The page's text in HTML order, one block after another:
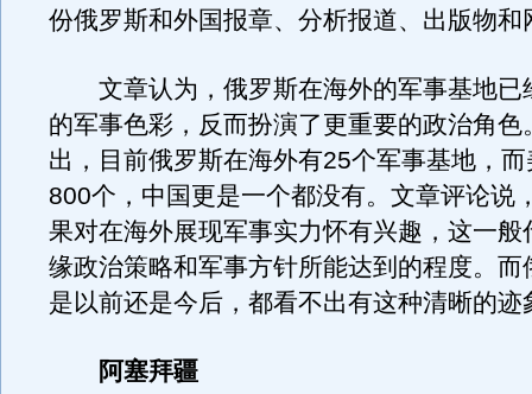
份俄罗斯和外国报章、分析报道、出版物和
文章认为，俄罗斯在海外的军事基地已
的军事色彩，反而扮演了更重要的政治角色
出，目前俄罗斯在海外有25个军事基地，
800个，中国更是一个都没有。文章评论说
果对在海外展现军事实力怀有兴趣，这一般
缘政治策略和军事方针所能达到的程度。而
是以前还是今后，都看不出有这种清晰的迹
阿塞拜疆